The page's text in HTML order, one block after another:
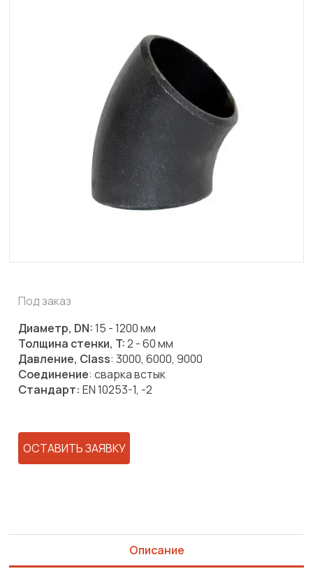
Под заказ
Диаметр, DN:15 - 1200 мм
Толщина стенки, T:2 - 60 мм
Давление, Class: 3000, 6000, 9000
Соединение: сварка встык
Стандарт: EN 10253-1, -2
ОСТАВИТЬ ЗАЯВКУ
Описание